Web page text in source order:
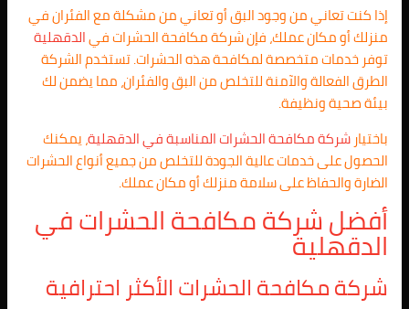
إذا كنت تعاني من وجود البق أو تعاني من مشكلة مع الفئران في
منزلك أو مكان عملك، فإن شركة مكافحة الحشرات فيالدقهلية
توفر خدمات متخصصة لمكافحة هذه الحشرات. تستخدم الشركة
الطرق الفعالة والآمنة للتخلص من البق والفئران، مما يضمن لك
بيئة صحية ونظيفة.
باختيارشركة مكافحة الحشرات المناسبة فيالدقهلية، يمكنك
الحصول على خدمات عالية الجودة للتخلص من جميع أنواع الحشرات
الضارة والحفاظ على سلامة منزلك أو مكان عملك.
أفضل شركة مكافحة الحشرات في
الدقهلية
شركة مكافحة الحشرات الأكثر احترافية